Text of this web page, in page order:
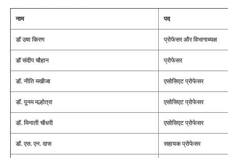
नाम पद
डॉ उषा किरण प्रोफेसर और विभागाध्‍यक्ष
डॉ संदीप चौहान प्रोफेसर
डॉ. नीति मखीजा एसोसिएट प्रोफेसर
डॉ. पूनम मल्होत्रा एसोसिएट प्रोफेसर
डॉ. मिनाती चौधरी एसोसिएट प्रोफेसर
डॉ. एस. एन. दास सहायक प्रोफेसर